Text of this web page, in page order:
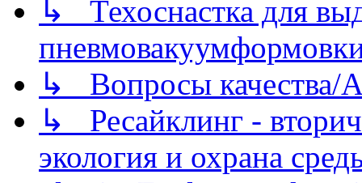
↳ Техоснастка для
↳ Вопросы качества/
↳ Ресайклинг -
экология и охрана